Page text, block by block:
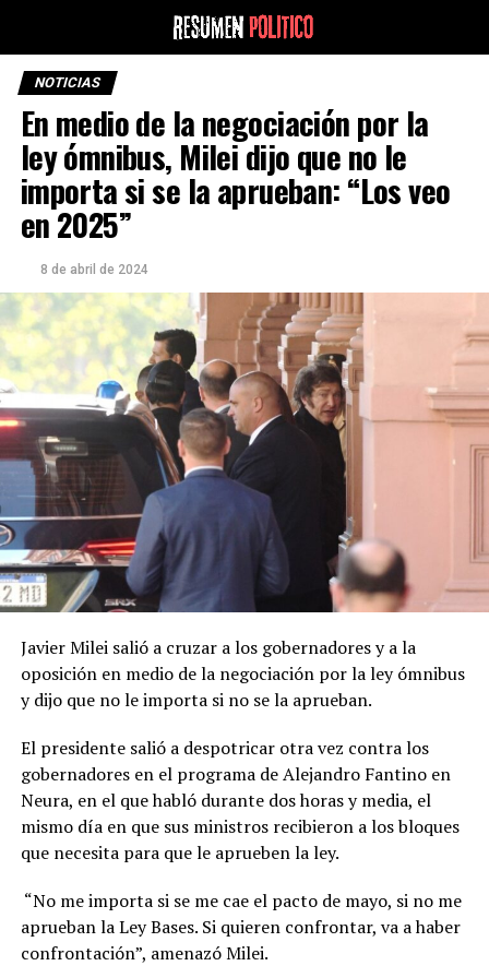
NOTICIAS
En medio de la negociación por la
ley ómnibus, Milei dijo que no le
importa si se la aprueban: “Los veo
en 2025”
8 de abril de 2024
Javier Milei salió a cruzar a los gobernadores y a la
oposición en medio de la negociación por la ley ómnibus
y dijo que no le importa si no se la aprueban.
El presidente salió a despotricar otra vez contra los
gobernadores en el programa de Alejandro Fantino en
Neura, en el que habló durante dos horas y media, el
mismo día en que sus ministros recibieron a los bloques
que necesita para que le aprueben la ley.
“No me importa si se me cae el pacto de mayo, si no me
aprueban la Ley Bases. Si quieren confrontar, va a haber
confrontación”, amenazó Milei.